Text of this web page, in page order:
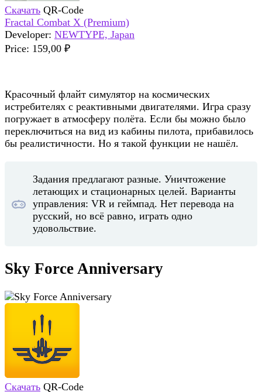
Скачать QR-Code
Fractal Combat X (Premium)
Developer: NEWTYPE, Japan
Price: 159,00 ₽
Красочный флайт симулятор на космических
истребителях с реактивными двигателями. Игра сразу
погружает в атмосферу полёта. Если бы можно было
переключиться на вид из кабины пилота, прибавилось
бы реалистичности. Но я такой функции не нашёл.
Задания предлагают разные. Уничтожение
летающих и стационарных целей. Варианты
управления: VR и геймпад. Нет перевода на
русский, но всё равно, играть одно
удовольствие.
Sky Force Anniversary
Скачать QR-Code